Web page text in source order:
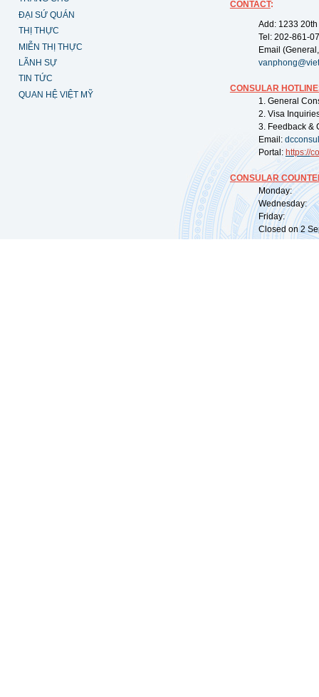
ĐẠI SỨ QUÁN
THỊ THỰC
MIỄN THỊ THỰC
LÃNH SỰ
TIN TỨC
QUAN HỆ VIỆT MỸ
CONTACT:
Add: 1233
Tel: 202-861-
Email
CONSULAR
1. General
2. Visa
3. Feedback &
Email:
Portal: https://
CONSULAR
Monday:
Wednesday:
Friday:
Closed on 2